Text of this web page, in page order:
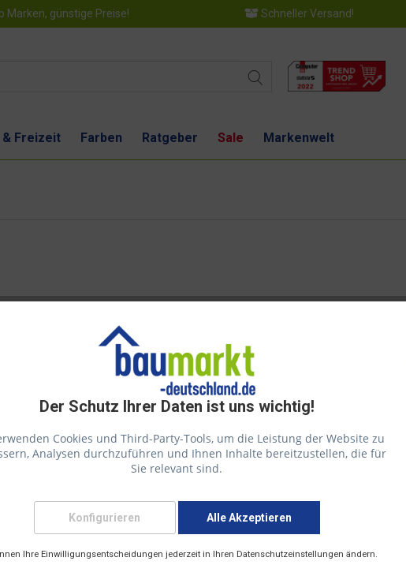
Marken, günstige Preise! Schneller Versand!
& Freizeit Farben Ratgeber Sale Markenwelt
Der Schutz Ihrer Daten ist uns wichtig!
Cookies und Third-Party-Tools, um die Leistung der Website zu
Analysen durchzuführen und Ihnen Inhalte bereitzustellen, die für
Sie relevant sind.
Konfigurieren Alle Akzeptieren
Ihre Einwilligungsentscheidungen jederzeit in Ihren Datenschutzeinstellungen ändern.
& Moos Entferner Farblos 1,00l